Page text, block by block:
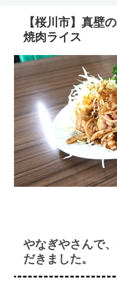
【桜川市】真壁
焼肉ライス
やなぎやさんで
だきました。